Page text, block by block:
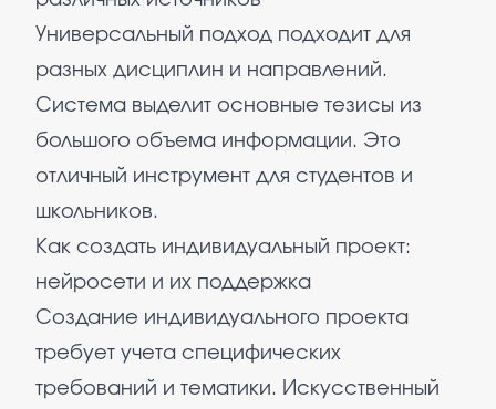
Универсальный подход подходит для
разных дисциплин и направлений.
Система выделит основные тезисы из
большого объема информации. Это
отличный инструмент для студентов и
школьников.
Как создать индивидуальный проект:
нейросети и их поддержка
Создание индивидуального проекта
требует учета специфических
требований и тематики. Искусственный